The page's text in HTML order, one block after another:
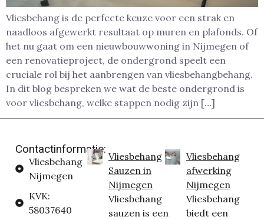
Vliesbehang is de perfecte keuze voor een strak en
naadloos afgewerkt resultaat op muren en plafonds. Of
het nu gaat om een nieuwbouwwoning in Nijmegen of
een renovatieproject, de ondergrond speelt een
cruciale rol bij het aanbrengen van vliesbehangbehang.
In dit blog bespreken we wat de beste ondergrond is
voor vliesbehang, welke stappen nodig zijn […]
Contactinformatie:
Vliesbehang
Nijmegen
KVK:
58037640
Vliesbehang
Sauzen in
Nijmegen
Vliesbehang
sauzen is een
Vliesbehang
afwerking
Nijmegen
Vliesbehang
biedt een